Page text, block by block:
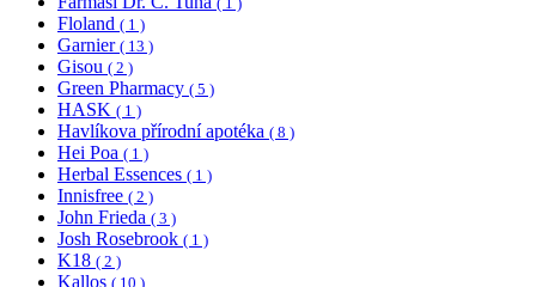
Floland ( 1 )
Garnier ( 13 )
Gisou ( 2 )
Green Pharmacy ( 5 )
HASK ( 1 )
Havlíkova přírodní apotéka ( 8 )
Hei Poa ( 1 )
Herbal Essences ( 1 )
Innisfree ( 2 )
John Frieda ( 3 )
Josh Rosebrook ( 1 )
K18 ( 2 )
Kallos ( 10 )